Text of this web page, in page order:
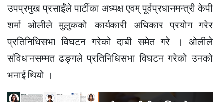
उपप्रमुख प्रसाईंले पार्टीका अध्यक्ष एवम् पूर्वप्रधानमन्त्री केपी
शर्मा ओलीले मुलुकको कार्यकारी अधिकार प्रयोग गरेर
प्रतिनिधिसभा विघटन गरेको दाबी समेत गरे । ओलीले
संविधानसम्मत ढङ्गले प्रतिनिधिसभा विघटन गरेको उनको
भनाई थियो ।